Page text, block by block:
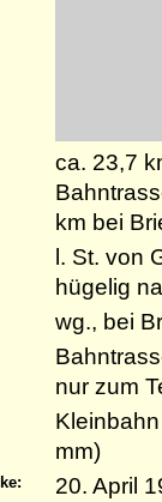
ca. 23,7
km bei
l. St. von
hügelig
wg., bei
nur zum
mm)
20. April